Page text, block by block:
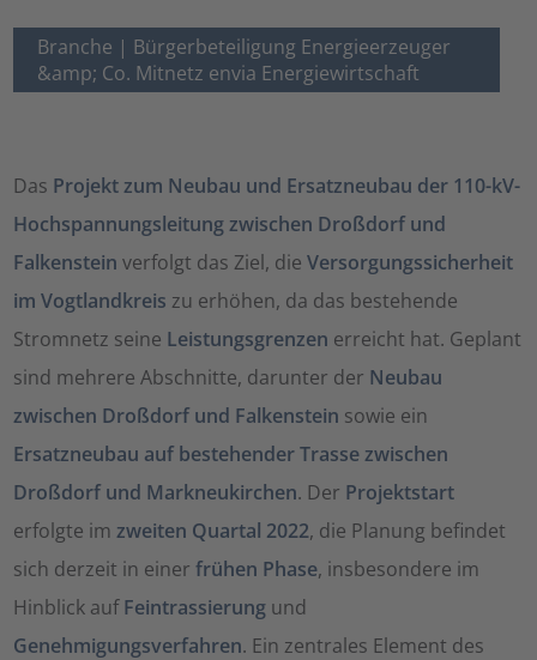
Branche | Bürgerbeteiligung Energieerzeuger
&amp; Co. Mitnetz envia Energiewirtschaft
Das Projekt zum Neubau und Ersatzneubau der 110-kV-
Hochspannungsleitung zwischen Droßdorf und
Falkenstein verfolgt das Ziel, dieVersorgungssicherheit
im Vogtlandkreis zu erhöhen, da das bestehende
Stromnetz seine Leistungsgrenzen erreicht hat. Geplant
sind mehrere Abschnitte, darunter der Neubau
zwischen Droßdorf und Falkenstein sowie ein
Ersatzneubau auf bestehender Trasse zwischen
Droßdorf und Markneukirchen. Der Projektstart
erfolgte imzweiten Quartal 2022, die Planung befindet
sich derzeit in einerfrühen Phase, insbesondere im
Hinblick aufFeintrassierung und
Genehmigungsverfahren. Ein zentrales Element des